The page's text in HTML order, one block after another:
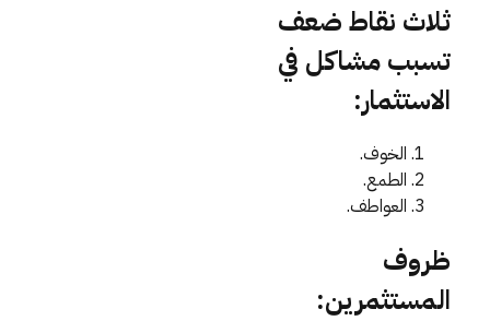
ثلاث نقاط ضعف
تسبب مشاكل في
الاستثمار:
الخوف.
الطمع.
العواطف.
ظروف
المستثمرين: